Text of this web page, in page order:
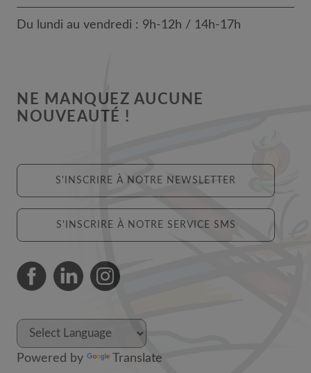
Du lundi au vendredi : 9h-12h / 14h-17h
NE MANQUEZ AUCUNE
NOUVEAUTÉ !
S'INSCRIRE À NOTRE NEWSLETTER
S'INSCRIRE À NOTRE SERVICE SMS
Powered by Translate